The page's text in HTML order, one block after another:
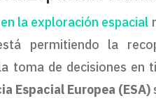
la exploración espacial
permitiendo la
toma de decisiones en
Espacial Europea (ESA)